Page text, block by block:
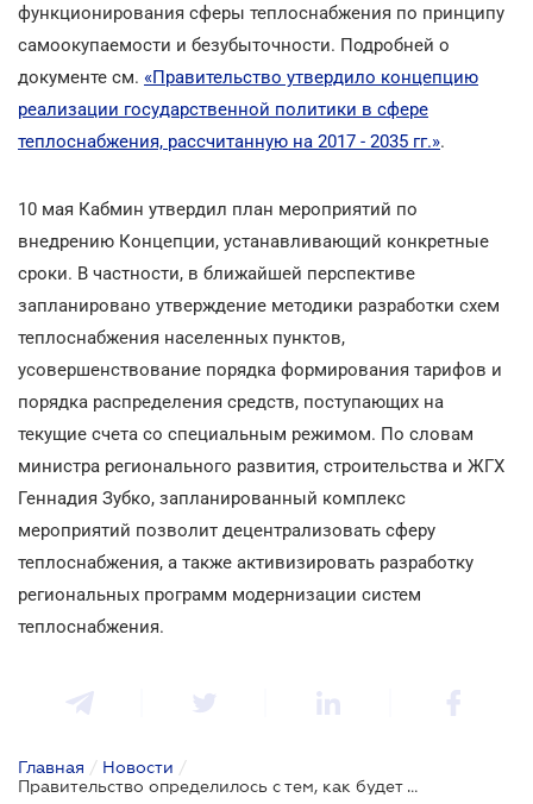
функционирования сферы теплоснабжения по принципу
самоокупаемости и безубыточности. Подробней о
документе см. «Правительство утвердило концепцию
реализации государственной политики в сфере
теплоснабжения, рассчитанную на 2017 - 2035 гг.».
10 мая Кабмин утвердил план мероприятий по
внедрению Концепции, устанавливающий конкретные
сроки. В частности, в ближайшей перспективе
запланировано утверждение методики разработки схем
теплоснабжения населенных пунктов,
усовершенствование порядка формирования тарифов и
порядка распределения средств, поступающих на
текущие счета со специальным режимом. По словам
министра регионального развития, строительства и ЖГХ
Геннадия Зубко, запланированный комплекс
мероприятий позволит децентрализовать сферу
теплоснабжения, а также активизировать разработку
региональных программ модернизации систем
теплоснабжения.
Главная / Новости /
Правительство определилось с тем, как будет происходить реформа теплоснабжения